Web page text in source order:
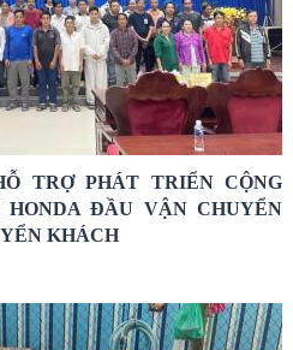
TRỢ PHÁT TRIỂN CỘNG
ĐẦU VẬN CHUYỂN
KHÁCH